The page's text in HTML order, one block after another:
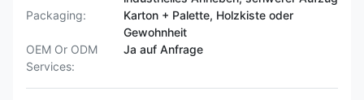
Packaging:
Karton + Palette, Holzkiste oder
Gewohnheit
OEM Or ODM
Services:
Ja auf Anfrage